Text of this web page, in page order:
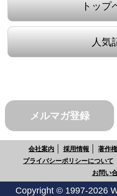
トップ
人気
メルマガ登録
会社案内 採用情報 著作
プライバシーポリシーについて
お問い
Copyright © 1997-2026